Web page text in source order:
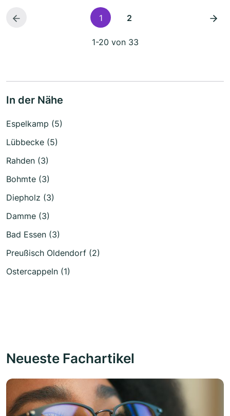
1 2
1-20 von 33
In der Nähe
Espelkamp (5)
Lübbecke (5)
Rahden (3)
Bohmte (3)
Diepholz (3)
Damme (3)
Bad Essen (3)
Preußisch Oldendorf (2)
Ostercappeln (1)
Neueste Fachartikel